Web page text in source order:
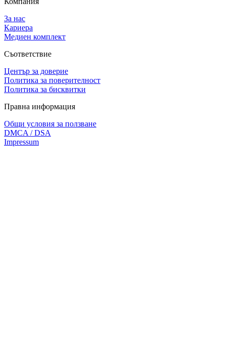
За нас
Кариера
Медиен комплект
Съответствие
Център за доверие
Политика за поверителност
Политика за бисквитки
Правна информация
Общи условия за ползване
DMCA / DSA
Impressum